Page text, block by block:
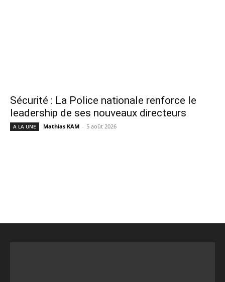
Sécurité : La Police nationale renforce le
leadership de ses nouveaux directeurs
A LA UNE Mathias KAM - 5 août 2026